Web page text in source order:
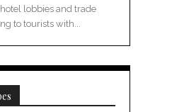
hotel lobbies and trade
to tourists with...